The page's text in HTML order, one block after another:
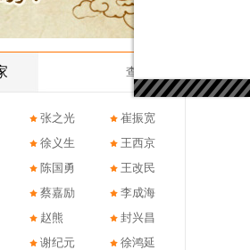
查看更多
张之光
崔振宽
徐义生
王西京
陈国勇
王改民
蔡嘉励
李成海
赵熊
封兴昌
谢纪元
徐鸿延